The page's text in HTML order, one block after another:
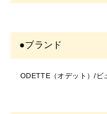
下さい。
●メイク時のご使用方法
ィッシュペーパー等で優
・写真のイメージと実物
合がございます。
ー、素材、表記など)が変
●ブランド
ODETTE（オデット）/ビ